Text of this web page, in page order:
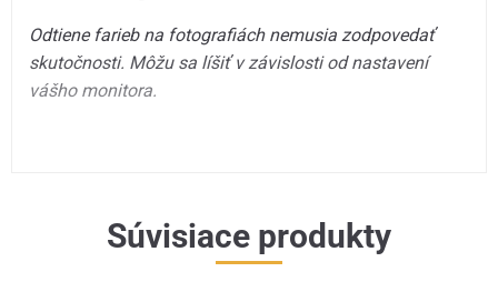
Odtiene farieb na fotografiách nemusia zodpovedať
skutočnosti. Môžu sa líšiť v závislosti od nastavení
vášho monitora.
Súvisiace produkty